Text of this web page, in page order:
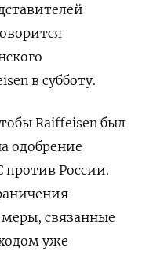
в субботу.
Raiffeisen был
одобрение
против России.
связанные
уже